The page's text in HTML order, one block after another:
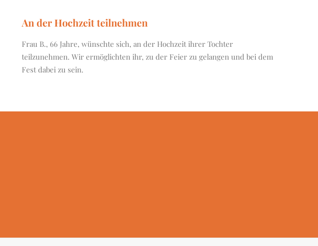
An der Hochzeit teilnehmen
Frau B., 66 Jahre, wünschte sich, an der Hochzeit ihrer Tochter
teilzunehmen. Wir ermöglichten ihr, zu der Feier zu gelangen und bei dem
Fest dabei zu sein.